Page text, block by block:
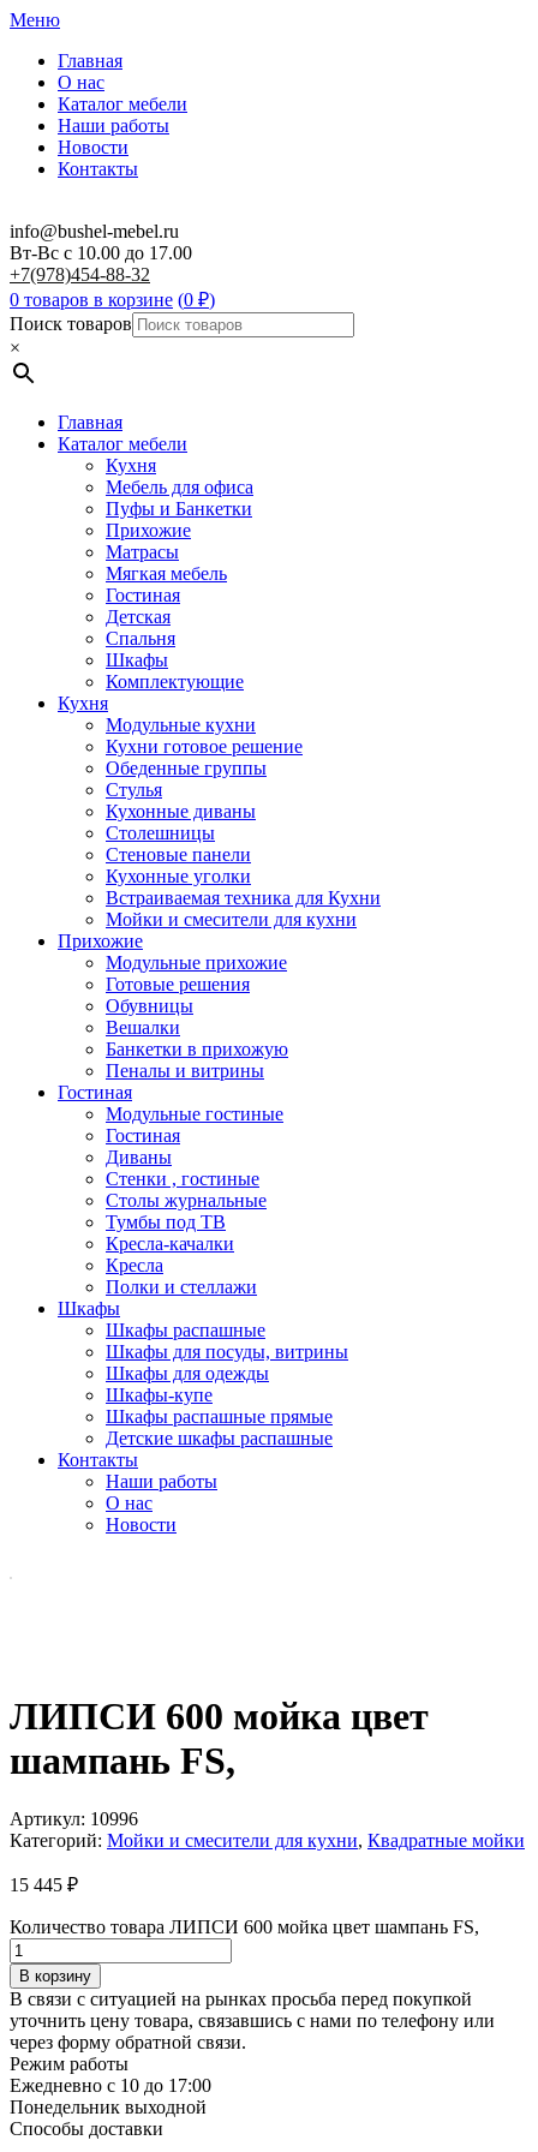
Меню
Главная
О нас
Каталог мебели
Наши работы
Новости
Контакты
info@bushel-mebel.ru
Вт-Вс c 10.00 до 17.00
+7(978)454-88-32
0 товаров в корзине (0 ₽)
Поиск товаров
×
Главная
Каталог мебели
Кухня
Мебель для офиса
Пуфы и Банкетки
Прихожие
Матрасы
Мягкая мебель
Гостиная
Детская
Спальня
Шкафы
Комплектующие
Кухня
Модульные кухни
Кухни готовое решение
Обеденные группы
Стулья
Кухонные диваны
Столешницы
Стеновые панели
Кухонные уголки
Встраиваемая техника для Кухни
Мойки и смесители для кухни
Прихожие
Модульные прихожие
Готовые решения
Обувницы
Вешалки
Банкетки в прихожую
Пеналы и витрины
Гостиная
Модульные гостиные
Гостиная
Диваны
Стенки , гостиные
Столы журнальные
Тумбы под ТВ
Кресла-качалки
Кресла
Полки и стеллажи
Шкафы
Шкафы распашные
Шкафы для посуды, витрины
Шкафы для одежды
Шкафы-купе
Шкафы распашные прямые
Детские шкафы распашные
Контакты
Наши работы
О нас
Новости
ЛИПСИ 600 мойка цвет
шампань FS,
Артикул: 10996
Категорий: Мойки и смесители для кухни, Квадратные мойки
15 445 ₽
Количество товара ЛИПСИ 600 мойка цвет шампань FS,
В корзину
В связи с ситуацией на рынках просьба перед покупкой
уточнить цену товара, связавшись с нами по телефону или
через форму обратной связи.
Режим работы
Ежедневно с 10 до 17:00
Понедельник выходной
Способы доставки